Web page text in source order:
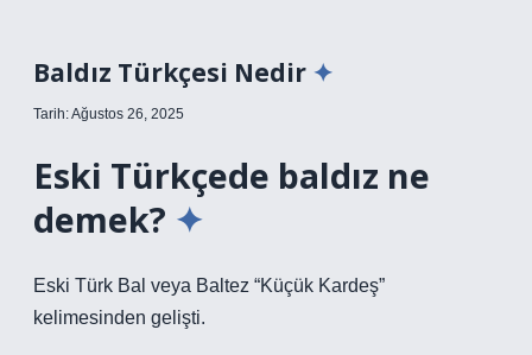
Baldız Türkçesi Nedir
Tarih: Ağustos 26, 2025
Eski Türkçede baldız ne
demek?
Eski Türk Bal veya Baltez “Küçük Kardeş”
kelimesinden gelişti.